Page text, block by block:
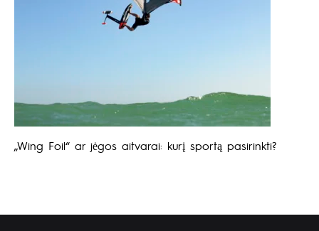
„Wing Foil“ ar jėgos aitvarai: kurį sportą pasirinkti?